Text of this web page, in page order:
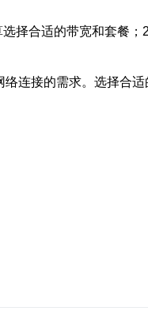
择合适的带宽和套餐
连接的需求。选择合